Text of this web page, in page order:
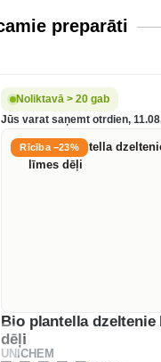
preparāti
Noliktavā > 20 gab
Jūs varat saņemt otrdien,
Rīcība −23%
Bio plantella dzeltenie
dēļi
UNICHEM